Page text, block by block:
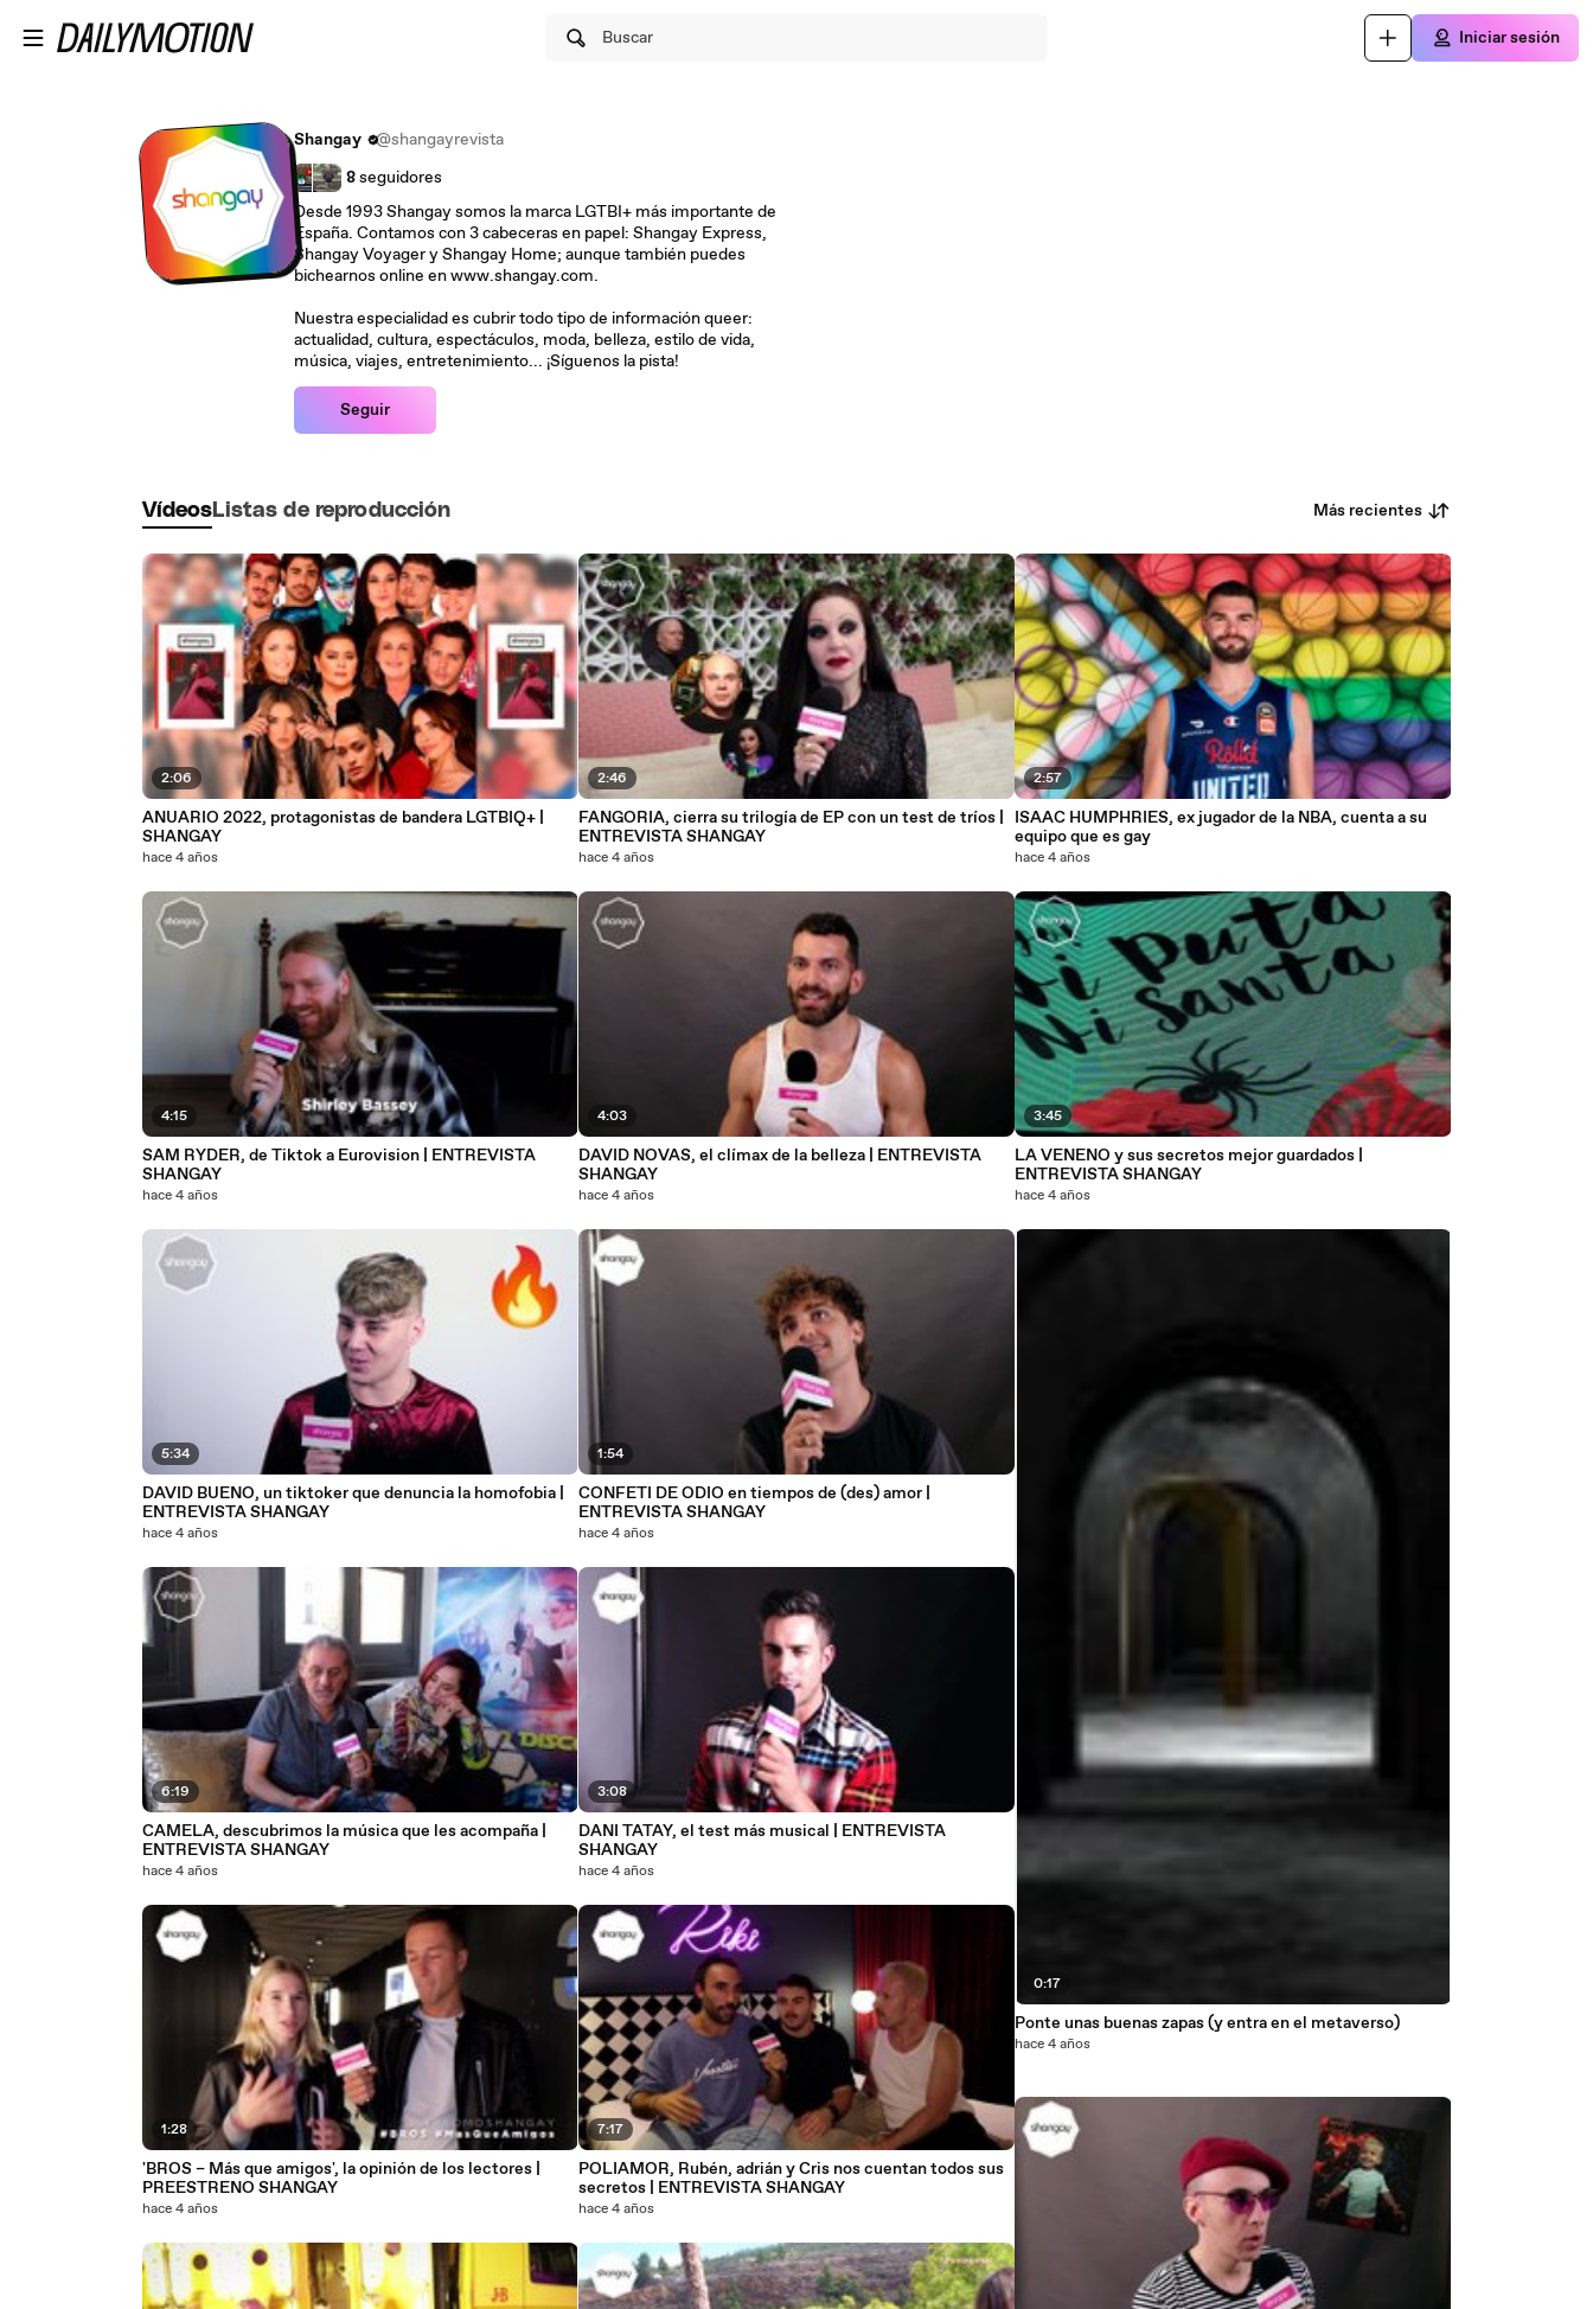
Buscar Iniciar sesión
Shangay
@shangayrevista
8seguidores
Desde 1993 Shangay somos la marca LGTBI+ más importante de
España. Contamos con 3 cabeceras en papel: Shangay Express,
Shangay Voyager y Shangay Home; aunque también puedes
bichearnos online en www.shangay.com.
Nuestra especialidad es cubrir todo tipo de información queer:
actualidad, cultura, espectáculos, moda, belleza, estilo de vida,
música, viajes, entretenimiento... ¡Síguenos la pista!
Seguir
Vídeos Listas de reproducción Más recientes
2:06
ANUARIO 2022, protagonistas de bandera LGTBIQ+ |
SHANGAY
hace 4 años
4:15
SAM RYDER, de Tiktok a Eurovision | ENTREVISTA
SHANGAY
hace 4 años
5:34
DAVID BUENO, un tiktoker que denuncia la homofobia |
ENTREVISTA SHANGAY
hace 4 años
6:19
CAMELA, descubrimos la música que les acompaña |
ENTREVISTA SHANGAY
hace 4 años
1:28
'BROS – Más que amigos', la opinión de los lectores |
PREESTRENO SHANGAY
hace 4 años
2:46
FANGORIA, cierra su trilogía de EP con un test de tríos |
ENTREVISTA SHANGAY
hace 4 años
4:03
DAVID NOVAS, el clímax de la belleza | ENTREVISTA
SHANGAY
hace 4 años
1:54
CONFETI DE ODIO en tiempos de (des) amor |
ENTREVISTA SHANGAY
hace 4 años
3:08
DANI TATAY, el test más musical | ENTREVISTA
SHANGAY
hace 4 años
7:17
POLIAMOR, Rubén, adrián y Cris nos cuentan todos sus
secretos | ENTREVISTA SHANGAY
hace 4 años
2:57
ISAAC HUMPHRIES, ex jugador de la NBA, cuenta a su
equipo que es gay
hace 4 años
3:45
LA VENENO y sus secretos mejor guardados |
ENTREVISTA SHANGAY
hace 4 años
0:17
Ponte unas buenas zapas (y entra en el metaverso)
hace 4 años